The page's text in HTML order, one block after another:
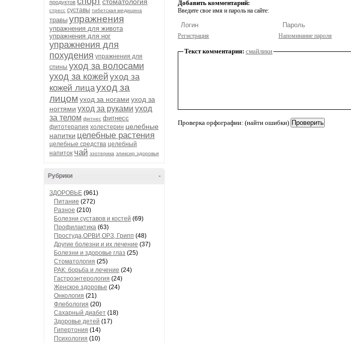
продуктов
стресс суставы тибетская медицина
травы упражнения
упражнения для живота
упражнения для ног
упражнения для
похудения упражнения для
спины уход за волосами
уход за кожей уход за
кожей лицауход за
лицом уход за ногами уход за
ногтями уход за руками уход
за телом фитнес фитнесс
фитотерапия холестерин целебные
напитки целебные растения
целебные средства целебный
напиток чай эзотерика эликсир здоровья
-
Рубрики
ЗДОРОВЬЕ (961)
Питание (272)
Разное (210)
Болезни суставов и костей (69)
Профилактика (63)
Простуда,ОРВИ,ОРЗ, Грипп (48)
Другие болезни и их лечение (37)
Болезни и здоровье глаз (25)
Стоматология (25)
РАК: борьба и лечение (24)
Гастроэнтерология (24)
Женское здоровье (24)
Онкология (21)
Флебология (20)
Сахарный диабет (18)
Здоровье детей (17)
Гипертония (14)
Психология (10)
Добавить комментарий:
Введите свое имя и пароль на сайте:
Регистрация Напоминание пароля
Текст комментария: смайлики
Проверка орфографии: (найти ошибки)